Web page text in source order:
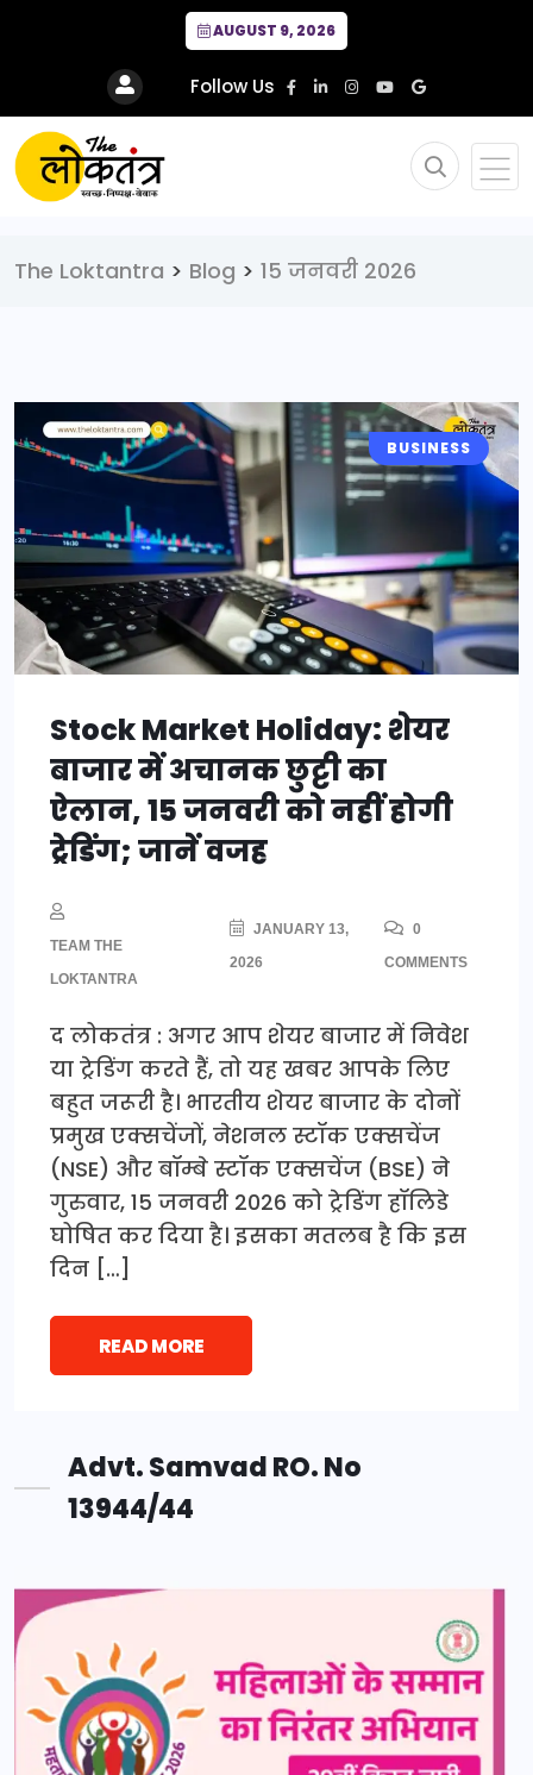
AUGUST 9, 2026
Follow Us
The Loktantra > Blog > 15 जनवरी 2026
BUSINESS
Stock Market Holiday: शेयर
बाजार में अचानक छुट्टी का
ऐलान, 15 जनवरी को नहीं होगी
ट्रेडिंग; जानें वजह
TEAM THE
LOKTANTRA
JANUARY 13,
2026
0
COMMENTS
द लोकतंत्र : अगर आप शेयर बाजार में निवेश
या ट्रेडिंग करते हैं, तो यह खबर आपके लिए
बहुत जरूरी है। भारतीय शेयर बाजार के दोनों
प्रमुख एक्सचेंजों, नेशनल स्टॉक एक्सचेंज
(NSE) और बॉम्बे स्टॉक एक्सचेंज (BSE) ने
गुरुवार, 15 जनवरी 2026 को ट्रेडिंग हॉलिडे
घोषित कर दिया है। इसका मतलब है कि इस
दिन […]
READ MORE
Advt. Samvad RO. No
13944/44